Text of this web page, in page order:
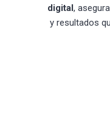
digital,
y resultados